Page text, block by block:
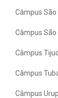
Câmpus
Câmpus
Câmpus
Câmpus
Câmpus